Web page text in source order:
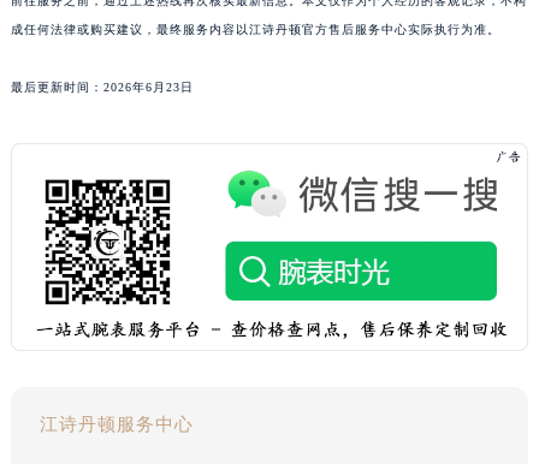
成任何法律或购买建议，最终服务内容以江诗丹顿官方售后服务中心实际执行为准。
最后更新时间：2026年6月23日
江诗丹顿服务中心